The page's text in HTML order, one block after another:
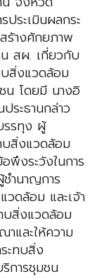
ระเมินผลกระ
ร้างศักยภาพ
สผ. เกี่ยวกับ
บสิ่งแวดล้อม
น โดยมี นางอิ
ระธานกล่าว
รรทุง ผู้
บสิ่งแวดล้อม
พึงระวังในการ
ำนาญการ
วดล้อม และเจ้า
บสิ่งแวดล้อม
และให้ความ
ะทบสิ่ง
การชุมชน